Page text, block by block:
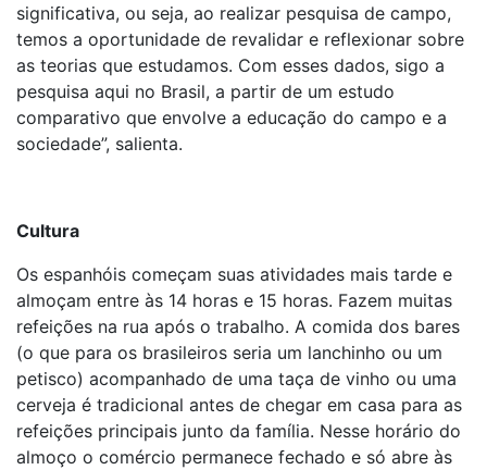
significativa, ou seja, ao realizar pesquisa de campo,
temos a oportunidade de revalidar e reflexionar sobre
as teorias que estudamos. Com esses dados, sigo a
pesquisa aqui no Brasil, a partir de um estudo
comparativo que envolve a educação do campo e a
sociedade”, salienta.
Cultura
Os espanhóis começam suas atividades mais tarde e
almoçam entre às 14 horas e 15 horas. Fazem muitas
refeições na rua após o trabalho. A comida dos bares
(o que para os brasileiros seria um lanchinho ou um
petisco) acompanhado de uma taça de vinho ou uma
cerveja é tradicional antes de chegar em casa para as
refeições principais junto da família. Nesse horário do
almoço o comércio permanece fechado e só abre às